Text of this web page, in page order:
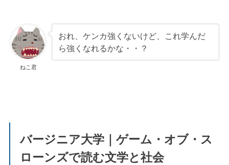
ねこ君
おれ、ケンカ強くないけど、これ学んだ
ら強くなれるかな・・？
バージニア大学｜ゲーム・オブ・ス
ローンズで読む文学と社会